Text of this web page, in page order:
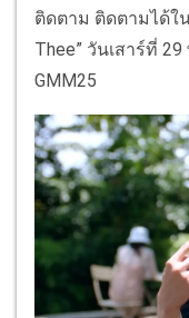
ติดตาม ติดตามได้ใ
Thee” วันเสาร์ที่
GMM25